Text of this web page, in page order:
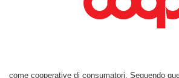
come cooperative di consumatori. Seguendo